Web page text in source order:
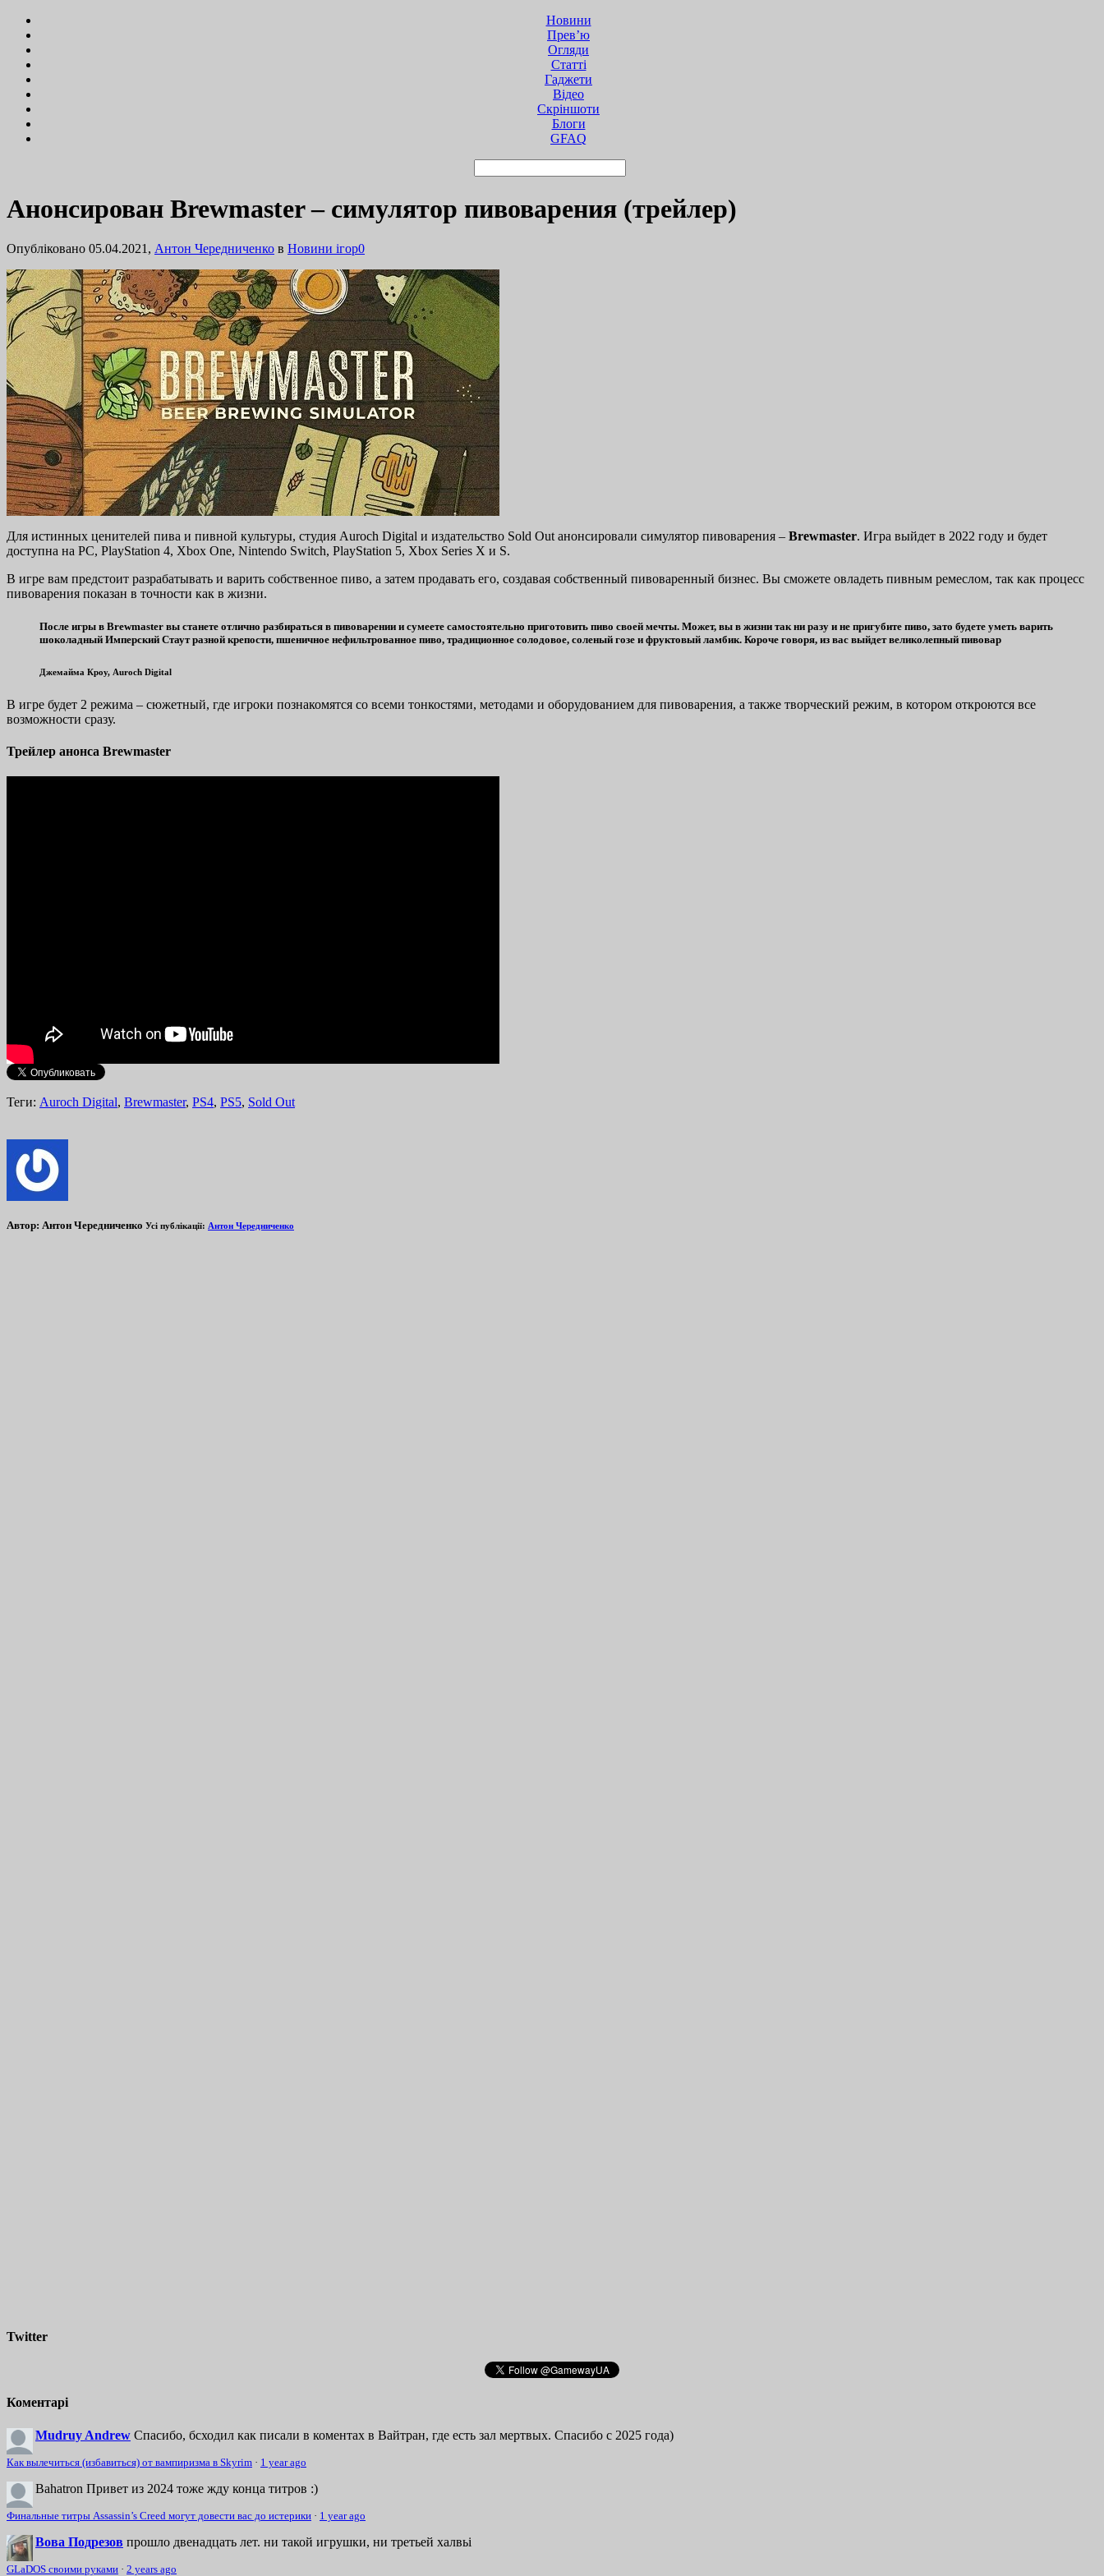
Новини
Прев’ю
Огляди
Статті
Гаджети
Відео
Cкріншоти
Блоги
GFAQ
Анонсирован Brewmaster – симулятор пивоварения (трейлер)
Опубліковано 05.04.2021, Антон Чередниченко в Новини ігор0
Для истинных ценителей пива и пивной культуры, студия Auroch Digital и издательство Sold Out анонсировали симулятор пивоварения – Brewmaster. Игра выйдет в 2022 году и будет
доступна на PC, PlayStation 4, Xbox One, Nintendo Switch, PlayStation 5, Xbox Series X и S.
В игре вам предстоит разрабатывать и варить собственное пиво, а затем продавать его, создавая собственный пивоваренный бизнес. Вы сможете овладеть пивным ремеслом, так как процесс
пивоварения показан в точности как в жизни.
После игры в Brewmaster вы станете отлично разбираться в пивоварении и сумеете самостоятельно приготовить пиво своей мечты. Может, вы в жизни так ни разу и не пригубите пиво, зато будете уметь варить
шоколадный Имперский Стаут разной крепости, пшеничное нефильтрованное пиво, традиционное солодовое, соленый гозе и фруктовый ламбик. Короче говоря, из вас выйдет великолепный пивовар
Джемайма Кроу, Auroch Digital
В игре будет 2 режима – сюжетный, где игроки познакомятся со всеми тонкостями, методами и оборудованием для пивоварения, а также творческий режим, в котором откроются все
возможности сразу.
Трейлер анонса Brewmaster
Теги: Auroch Digital, Brewmaster, PS4, PS5, Sold Out
Автор: Антон Чередниченко Усі публікації: Антон Чередниченко
Twitter
Коментарі
Mudruy Andrew Спасибо, бсходил как писали в коментах в Вайтран, где есть зал мертвых. Спасибо с 2025 года)
Как вылечиться (избавиться) от вампиризма в Skyrim · 1 year ago
Bahatron Привет из 2024 тоже жду конца титров :)
Финальные титры Assassin’s Creed могут довести вас до истерики · 1 year ago
Вова Подрезов прошло двенадцать лет. ни такой игрушки, ни третьей халвьі
GLaDOS своими руками · 2 years ago